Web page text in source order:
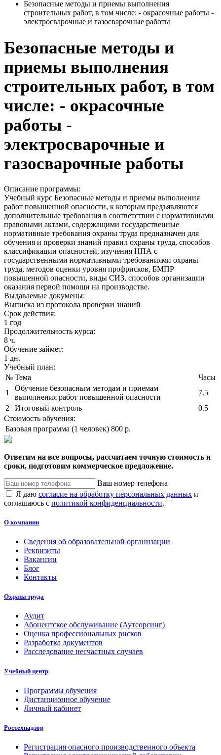
Безопасные методы и приемы выполнения
строительных работ, в том числе: - окрасочные работы -
электросварочные и газосварочные работы
Безопасные методы и
приемы выполнения
строительных работ, в том
числе: - окрасочные
работы -
электросварочные и
газосварочные работы
Описание программы:
Учебный курс Безопасные методы и приемы выполнения
работ повышенной опасности, к которым предъявляются
дополнительные требования в соответствии с нормативными
правовыми актами, содержащими государственные
нормативные требования охраны труда предназначен для
обучения и проверки знаний правил охраны труда, способов
классификации опасностей, изучения НПА с
государственными нормативными требованиями охраны
труда, методов оценки уровня профрисков, БМПР
повышенной опасности, виды СИЗ, способов организации
оказания первой помощи на производстве.
Выдаваемые докумены:
Выписка из протокола проверки знаний
Срок действия:
1 год
Продолжительность курса:
8 ч.
Обучение займет:
1 дн.
Учебный план:
№ Тема
Часы
1
Обучение безопасным методам и приемам
выполнения работ повышенной опасности
7.5
2
Итоговый контроль
0.5
Стоимость обучения:
Базовая программа (1 человек) 800 р.
Ответим на все вопросы, рассчитаем точную стоимость и
сроки, подготовим коммерческое предложение.
Ваш номер телефона
Я даю согласие на обработку персональных данных и
соглашаюсь с политикой конфиденциальности.
О компании
Сведения об образовательной организации
Реквизиты
Вакансии
Блог
Контакты
Охрана труда
Аудит
Абонентское обслуживание (Аутсорсинг)
Оценка профессиональных рисков
Разработка документов
Расследование несчастных случаев
Учебный центр
Программы обучения
Дистанционное обучение
Личный кабинет
Ростехнадзор
Регистрация опасного производственного объекта